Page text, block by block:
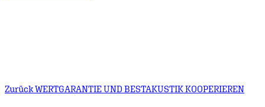
ZurückWERTGARANTIE UND BESTAKUSTIK KOOPERIEREN